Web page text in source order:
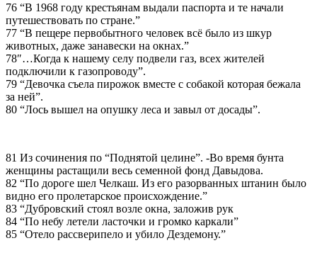
76 “В 1968 году крестьянам выдали паспорта и те начали
путешествовать по стране.”
77 “В пещере первобытного человек всё было из шкур
животных, даже занавески на окнах.”
78″…Когда к нашему селу подвели газ, всех жителей
подключили к газопроводу”.
79 “Девочка съела пирожок вместе с собакой которая бежала
за ней”.
80 “Лось вышел на опушку леса и завыл от досады”.
81 Из сочинения по “Поднятой целине”. -Во время бунта
женщины растащили весь семенной фонд Давыдова.
82 “По дороге шел Челкаш. Из его разорванных штанин было
видно его пролетарское происхождение.”
83 “Дубровский стоял возле окна, заложив рук
84 “По небу летели ласточки и громко каркали”
85 “Отело рассверипело и убило Дездемону.”